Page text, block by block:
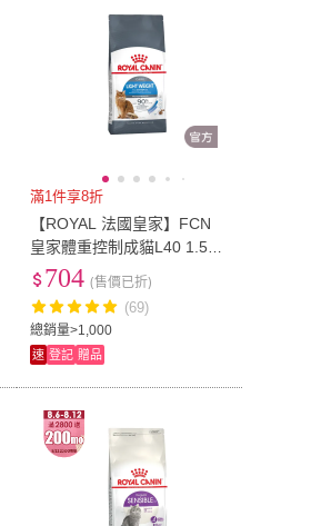
滿1件享8折
【ROYAL 法國皇家】FCN
皇家體重控制成貓L40 1.5K
G(貓乾糧 貓飼料 飽足感 脂
肪代謝 實證有效)
總銷量>1,000
704 (售價已折)
(69)
速 登記 贈品